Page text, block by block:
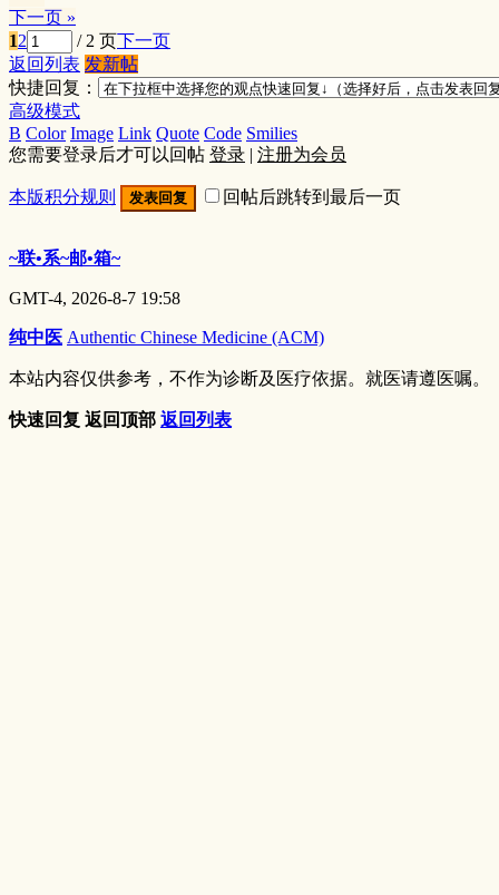
下一页 »
12 / 2 页下一页
返回列表 发新帖
快捷回复：
高级模式
B Color Image Link Quote Code Smilies
您需要登录后才可以回帖 登录 | 注册为会员
本版积分规则 发表回复 回帖后跳转到最后一页
~联•系~邮•箱~
GMT-4, 2026-8-7 19:58
纯中医 Authentic Chinese Medicine (ACM)
本站内容仅供参考，不作为诊断及医疗依据。就医请遵医嘱。
快速回复 返回顶部 返回列表